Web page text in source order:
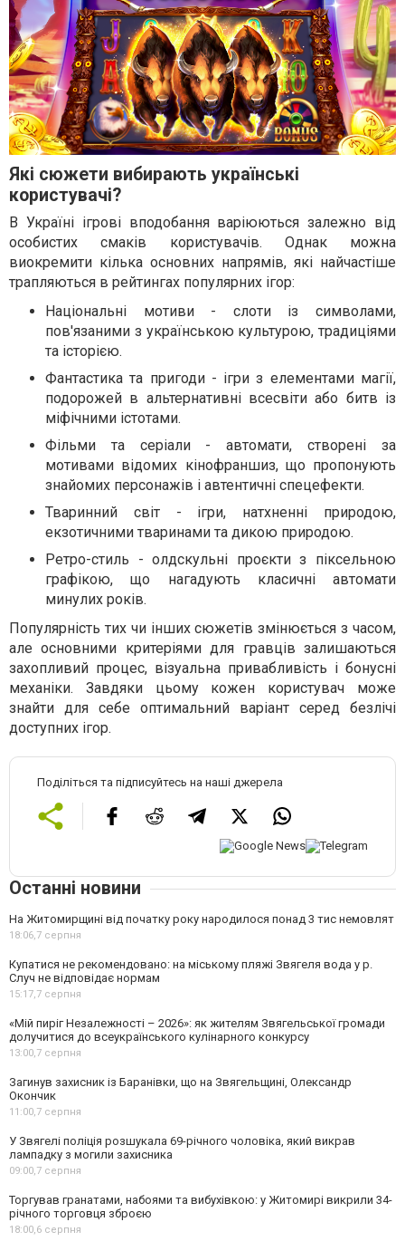
Які сюжети вибирають українські
користувачі?
В Україні ігрові вподобання варіюються залежно від
особистих смаків користувачів. Однак можна
виокремити кілька основних напрямів, які найчастіше
трапляються в рейтингах популярних ігор:
Національні мотиви - слоти із символами,
пов'язаними з українською культурою, традиціями
та історією.
Фантастика та пригоди - ігри з елементами магії,
подорожей в альтернативні всесвіти або битв із
міфічними істотами.
Фільми та серіали - автомати, створені за
мотивами відомих кінофраншиз, що пропонують
знайомих персонажів і автентичні спецефекти.
Тваринний світ - ігри, натхненні природою,
екзотичними тваринами та дикою природою.
Ретро-стиль - олдскульні проєкти з піксельною
графікою, що нагадують класичні автомати
минулих років.
Популярність тих чи інших сюжетів змінюється з часом,
але основними критеріями для гравців залишаються
захопливий процес, візуальна привабливість і бонусні
механіки. Завдяки цьому кожен користувач може
знайти для себе оптимальний варіант серед безлічі
доступних ігор.
Поділіться та підписуйтесь на наші джерела
Останні новини
На Житомирщині від початку року народилося понад 3 тис немовлят
18:06,7 серпня
Купатися не рекомендовано: на міському пляжі Звягеля вода у р.
Случ не відповідає нормам
15:17,7 серпня
«Мій пиріг Незалежності – 2026»: як жителям Звягельської громади
долучитися до всеукраїнського кулінарного конкурсу
13:00,7 серпня
Загинув захисник із Баранівки, що на Звягельщині, Олександр
Окончик
11:00,7 серпня
У Звягелі поліція розшукала 69-річного чоловіка, який викрав
лампадку з могили захисника
09:00,7 серпня
Торгував гранатами, набоями та вибухівкою: у Житомирі викрили 34-
річного торговця зброєю
18:00,6 серпня